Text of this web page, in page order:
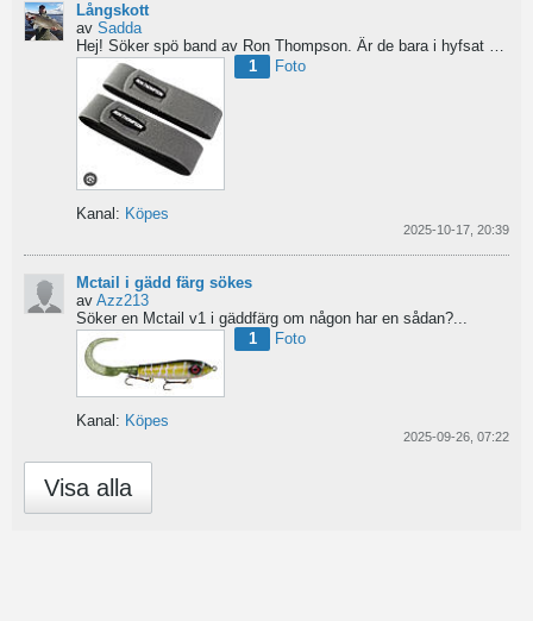
Långskott
av Sadda
Hej! Söker spö band av Ron Thompson. Är de bara i hyfsat skick så köper jag gärna ett par....
1
Foto
Kanal: Köpes
2025-10-17, 20:39
Mctail i gädd färg sökes
av Azz213
Söker en Mctail v1 i gäddfärg om någon har en sådan?...
1
Foto
Kanal: Köpes
2025-09-26, 07:22
Visa alla